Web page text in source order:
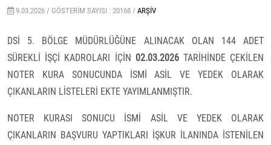
9.03.2026 / GÖSTERIM SAYISI : 20168 / ARŞIV
DSİ 5. BÖLGE MÜDÜRLÜĞÜNE ALINACAK OLAN 144 ADET
SÜREKLİ İŞÇİ KADROLARI İÇİN 02.03.2026TARİHİNDE ÇEKİLEN
NOTER KURA SONUCUNDA İSMİ ASİL VE YEDEK OLARAK
ÇIKANLARIN LİSTELERİ EKTE YAYIMLANMIŞTIR.
NOTER KURASI SONUCU İSMİ ASİL VE YEDEK OLARAK
ÇIKANLARIN BAŞVURU YAPTIKLARI İŞKUR İLANINDA İSTENİLEN